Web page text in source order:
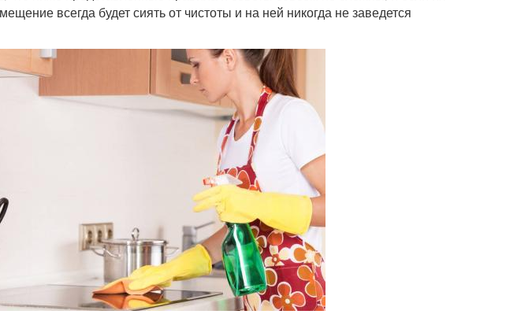
всегда будет сиять от чистоты и на ней никогда не заведется